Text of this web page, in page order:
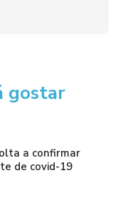
gostar
a confirmar
de covid-19